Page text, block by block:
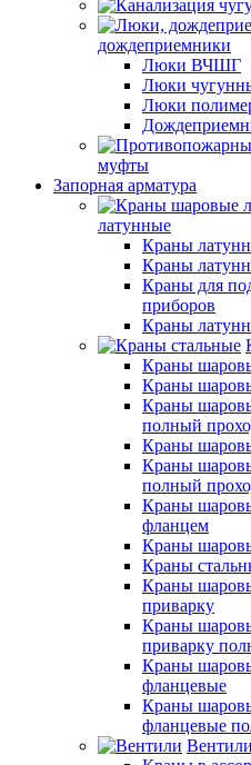
дождеприемники
Люки ВЧШГ
Люки
Люки
муфты
Запорная арматура
латунные
Краны
Краны
Краны для
приборов
Краны
Краны
Краны
Краны
полный
Краны
Краны
полный
Краны
фланцем
Краны
Краны
Краны
приварку
Краны
приварку
Краны
фланцевые
Краны
фланцевые
Вентили